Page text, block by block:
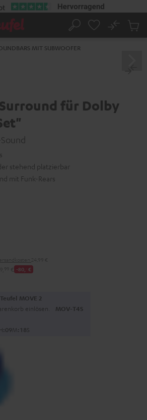
Suche
No
MIT SUBWOOFER
Surround für Dolby
stehend platzierbar
mit Funk-Rears
-80,‐ €
Teufel MOVE 2
einlösen. MOV-T4S
:09M:17S